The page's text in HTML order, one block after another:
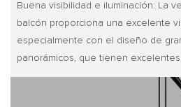
Buena visibilidad e iluminación: La
balcón proporciona una excelente
especialmente con el diseño de
panorámicos, que tienen